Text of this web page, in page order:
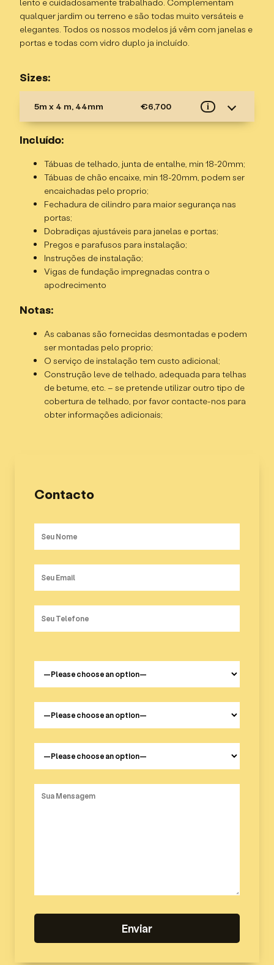
qualquer jardim ou terreno e são todas muito versáteis e
elegantes. Todos os nossos modelos já vêm com janelas e
portas e todas com vidro duplo ja incluído.
Sizes:
5m x 4 m, 44mm i
€6,700
Registros de parede – 44mm, duplo T&G, madeira
de abeto/pinho;
Altura da parede traseira – 2,162m;
Dimensões externas – 5x4m;
Área interna – 17,649m²;
Tamanho da base – 4,8 x 3,8m;
Saliente do telhado frontal – 345mm;
Porta dupla, 3/4 envidraçada, abertura para fora;
4 janelas simples, abertura para fora;
Janelas e porta são duplamente envidraçadas, com
vedação dupla de borracha.
Incluído:
Tábuas de telhado, junta de entalhe, min 18-20mm;
Tábuas de chão encaixe, min 18-20mm, podem ser
encaichadas pelo proprio;
Fechadura de cilindro para maior segurança nas
portas;
Dobradiças ajustáveis para janelas e portas;
Pregos e parafusos para instalação;
Instruções de instalação;
Vigas de fundação impregnadas contra o
apodrecimento
Notas:
As cabanas são fornecidas desmontadas e podem
ser montadas pelo proprio;
O serviço de instalação tem custo adicional;
Construção leve de telhado, adequada para telhas
de betume, etc. – se pretende utilizar outro tipo de
cobertura de telhado, por favor contacte-nos para
obter informações adicionais;
Contacto